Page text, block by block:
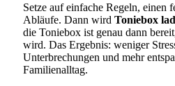
Setze auf einfache Regeln, einen
Abläufe. Dann wird Toniebox
die Toniebox ist genau dann
wird. Das Ergebnis: weniger
Unterbrechungen und mehr
Familienalltag.